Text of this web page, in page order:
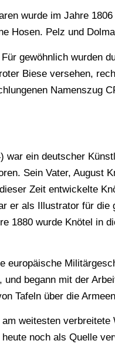
wurde im Jahre
Hosen. Pelz und
gewöhnlich wurden
Biese versehen,
Namenszug
war ein deutscher
Sein Vater, August
Zeit entwickelte
er als Illustrator für
1880 wurde Knötel in
europäische
begann mit der
Tafeln über die
weitesten
noch als Quelle